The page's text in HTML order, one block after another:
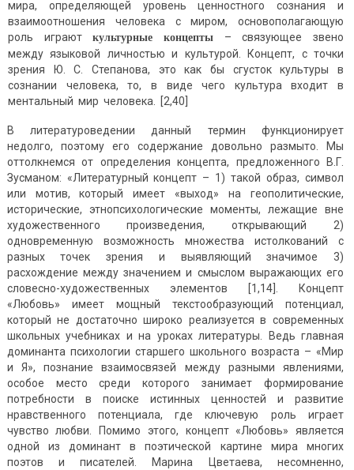
мира, определяющей уровень ценностного сознания и
взаимоотношения человека с миром, основополагающую
роль играюткультурные концепты – связующее звено
между языковой личностью и культурой. Концепт, с точки
зрения Ю. С. Степанова, это как бы сгусток культуры в
сознании человека, то, в виде чего культура входит в
ментальный мир человека. [2,40]
В литературоведении данный термин функционирует
недолго, поэтому его содержание довольно размыто. Мы
оттолкнемся от определения концепта, предложенного В.Г.
Зусманом: «Литературный концепт – 1) такой образ, символ
или мотив, который имеет «выход» на геополитические,
исторические, этнопсихологические моменты, лежащие вне
художественного произведения, открывающий 2)
одновременную возможность множества истолкований с
разных точек зрения и выявляющий значимое 3)
расхождение между значением и смыслом выражающих его
словесно-художественных элементов [1,14]. Концепт
«Любовь» имеет мощный текстообразующий потенциал,
который не достаточно широко реализуется в современных
школьных учебниках и на уроках литературы. Ведь главная
доминанта психологии старшего школьного возраста – «Мир
и Я», познание взаимосвязей между разными явлениями,
особое место среди которого занимает формирование
потребности в поиске истинных ценностей и развитие
нравственного потенциала, где ключевую роль играет
чувство любви. Помимо этого, концепт «Любовь» является
одной из доминант в поэтической картине мира многих
поэтов и писателей. Марина Цветаева, несомненно,